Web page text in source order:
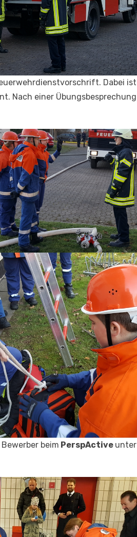
Dabei ist
Nach einer Übungsbesprechung
beim PerspActive unter